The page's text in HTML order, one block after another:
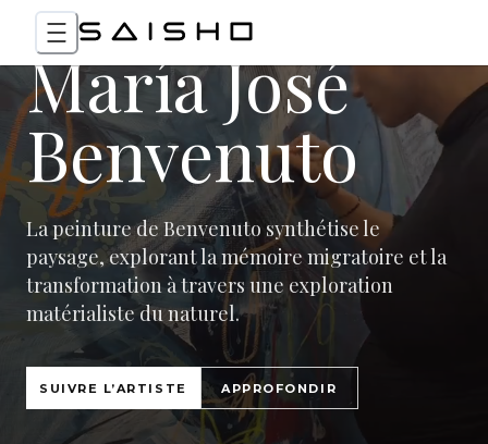
María José
Benvenuto
La peinture de Benvenuto synthétise le
paysage, explorant la mémoire migratoire et la
transformation à travers une exploration
matérialiste du naturel.
SUIVRE L’ARTISTE APPROFONDIR